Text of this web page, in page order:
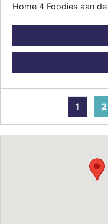
Home 4 Foodies aan
1 2